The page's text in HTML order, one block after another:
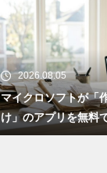
2026.08.05
【マーケット
朝 の最新金融